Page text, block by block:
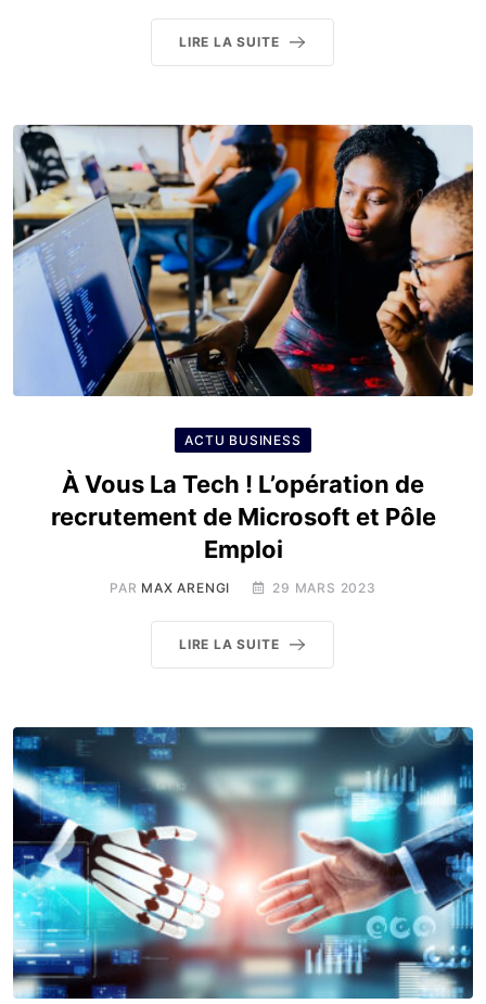
LIRE LA SUITE
ACTU BUSINESS
À Vous La Tech ! L’opération de
recrutement de Microsoft et Pôle
Emploi
PAR MAX ARENGI 29 MARS 2023
LIRE LA SUITE